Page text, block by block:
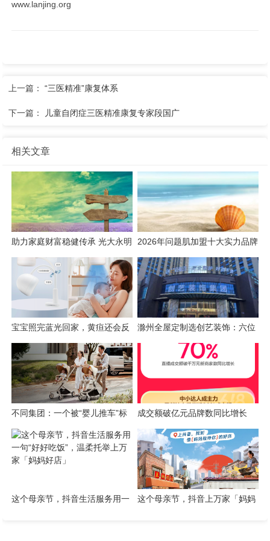
www.lanjing.org
上一篇：“三医精准”康复体系
下一篇： 儿童自闭症三医精准康复专家段国广
相关文章
助力家庭财富稳健传承 光大永明
人寿推出"光明至尊1号"终身寿险
（分红型）
2026年问题肌加盟十大实力品牌
榜单
宝宝照完蓝光回家，黄疸还会反
弹吗？居家监测怎么选仪器
滁州全屋定制选创艺装饰：六位
一体整装方案实现拎包入住
不同集团：一个被“婴儿推车”标
签遮住的AI家庭消费公司
成交额破亿元品牌数同比增长
89%，抖音商城618好物节火热
进行中
这个母亲节，抖音生活服务用一
这个母亲节，抖音上万家「妈妈